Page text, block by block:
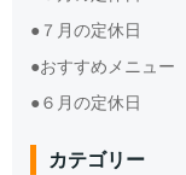
●７月の定休日
●おすすめメニュー
●６月の定休日
カテゴリー